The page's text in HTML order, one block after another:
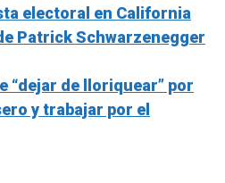
electoral en California
Patrick Schwarzenegger
“dejar de lloriquear” por
y trabajar por el